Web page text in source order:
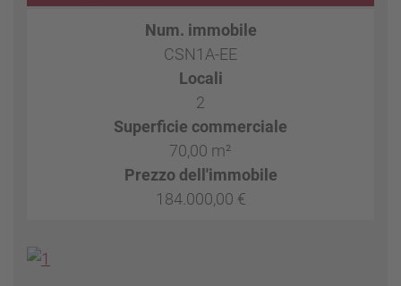
Num. immobile
CSN1A-EE
Locali
2
Superficie commerciale
70,00 m²
Prezzo dell'immobile
184.000,00 €